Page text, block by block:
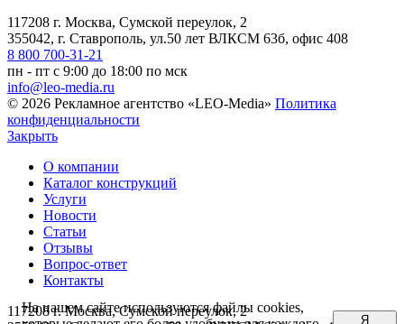
117208 г. Москва, Сумской переулок, 2
355042, г. Ставрополь, ул.50 лет ВЛКСМ 63б, офис 408
8 800 700-31-21
пн - пт с 9:00 до 18:00 по мск
info@leo-media.ru
© 2026 Рекламное агентство «LEO-Media» Политика
конфиденциальности
Закрыть
О компании
Каталог конструкций
Услуги
Новости
Статьи
Отзывы
Вопрос-ответ
Контакты
117208 г. Москва, Сумской переулок, 2
На нашем сайте используются файлы cookies,
Я